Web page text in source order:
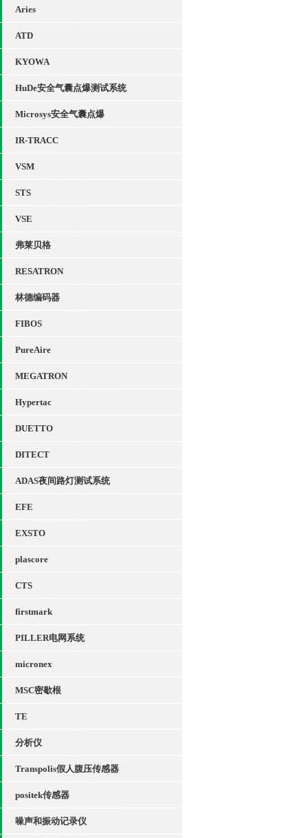
Aries
ATD
KYOWA
HuDe安全气囊点爆测试系统
Microsys安全气囊点爆
IR-TRACC
VSM
STS
VSE
弗莱贝格
RESATRON
林德编码器
FIBOS
PureAire
MEGATRON
Hypertac
DUETTO
DITECT
ADAS夜间路灯测试系统
EFE
EXSTO
plascore
CTS
firstmark
PILLER电网系统
micronex
MSC密歇根
TE
分析仪
Transpolis假人腹压传感器
positek传感器
噪声和振动记录仪